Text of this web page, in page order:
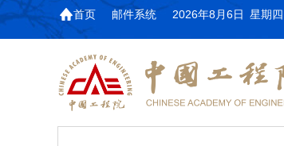
首页 邮件系统 2026年8月6日 星期四